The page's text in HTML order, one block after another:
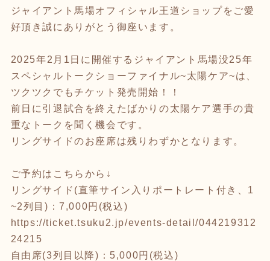
ジャイアント馬場オフィシャル王道ショップをご愛
好頂き誠にありがとう御座います。
2025年2月1日に開催するジャイアント馬場没25年
スペシャルトークショーファイナル~太陽ケア~は、
ツクツクでもチケット発売開始！！
前日に引退試合を終えたばかりの太陽ケア選手の貴
重なトークを聞く機会です。
リングサイドのお座席は残りわずかとなります。
ご予約はこちらから↓
リングサイド(直筆サイン入りポートレート付き、1
~2列目)：7,000円(税込)
https://ticket.tsuku2.jp/events-detail/044219312
24215
自由席(3列目以降)：5,000円(税込)